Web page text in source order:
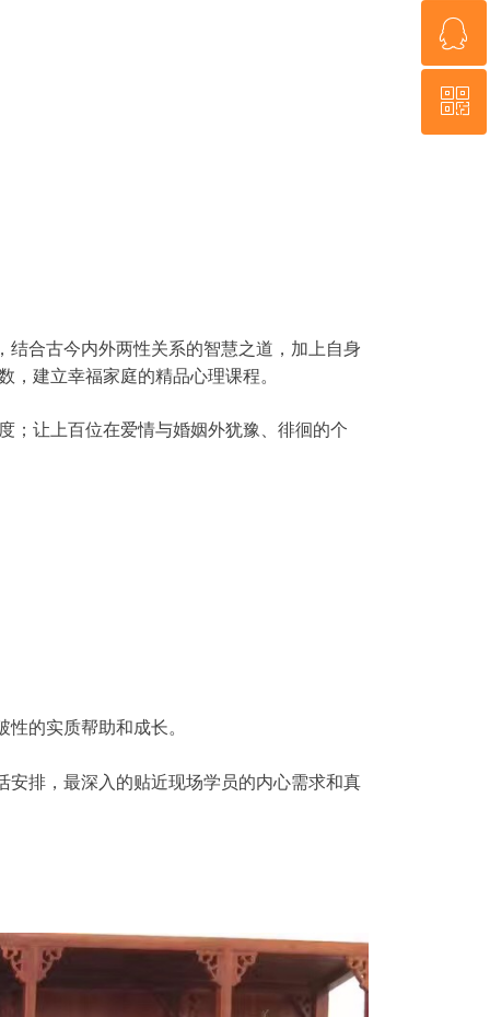
合古今内外两性关系的智慧之道，加上自身
建立幸福家庭的精品心理课程。
让上百位在爱情与婚姻外犹豫、徘徊的个
的实质帮助和成长。
排，最深入的贴近现场学员的内心需求和真
ꁗ
QQ客服
ꀥ